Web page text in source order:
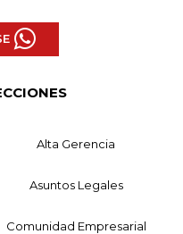
Alta Gerencia
Asuntos Legales
Comunidad Empresarial